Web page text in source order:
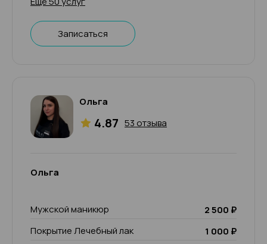
Записаться
Ольга
4.87 53 отзыва
Ольга
Мужской маникюр
2 500 ₽
Покрытие Лечебный лак
1 000 ₽